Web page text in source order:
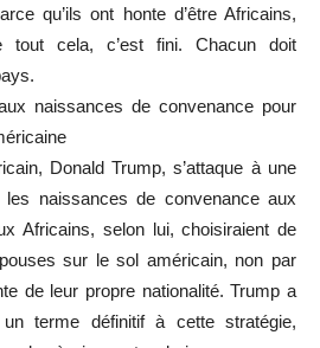
qu’ils ont honte d’être Africains,
tout cela, c’est fini. Chacun doit
naissances de convenance pour
Donald Trump, s’attaque à une
les naissances de convenance aux
Africains, selon lui, choisiraient de
sur le sol américain, non par
de leur propre nationalité. Trump a
terme définitif à cette stratégie,